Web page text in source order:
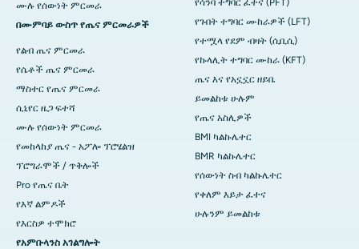
ሙሉ የሰውነት ምርመራ
በሙምባይ ውስጥ የጤና ምርመራዎች
የልብ ጤና ምርመራ
የሴቶች ጤና ምርመራ
ማስተር የጤና ምርመራ
ሲኒየር ዜጋ ፍተሻ
ሙሉ የሰውነት ምርመራ
የመከላከያ ጤና - አፖሎ ፕሮሄልዝ
ፕሮግራሞች / ጥቅሎች
Pro የጤና ቤት
የእኛ ልምዶች
የእርስዎ ተሞክሮ
የአምቡላንስ አገልግሎት
የጉበት ተግባር ሙከራዎች (LFT)
የተሟላ የደም ብዛት (ሲቢሲ)
የኩላሊት ተግባር ሙከራ (KFT)
ጤና እና የአኗኗር ዘይቤ
ይመልከቱ ሁሉም
የጤና አስሊዎች
BMI ካልኩሌተር
BMR ካልኩሌተር
የሰውነት ስብ ካልኩሌተር
የቀለም እይታ ፈተና
ሁሉንም ይመልከቱ